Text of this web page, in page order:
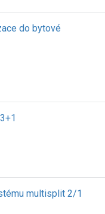
do bytové
multisplit 2/1